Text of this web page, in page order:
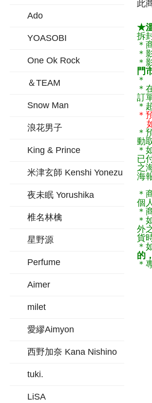
Ado
YOASOBI
One Ok Rock
＆TEAM
Snow Man
浪花男子
King & Prince
米津玄師 Kenshi Yonezu
夜未眠 Yorushika
椎名林檎
星野源
Perfume
Aimer
milet
愛繆Aimyon
西野加奈 Kana Nishino
tuki.
LiSA
此
★
拆
＊
＊
＊
門
＊
＊
訂
＊
＊
＊
動
＊
已
之
海
＊
個
＊
＊
外
貨
＊
的
＊